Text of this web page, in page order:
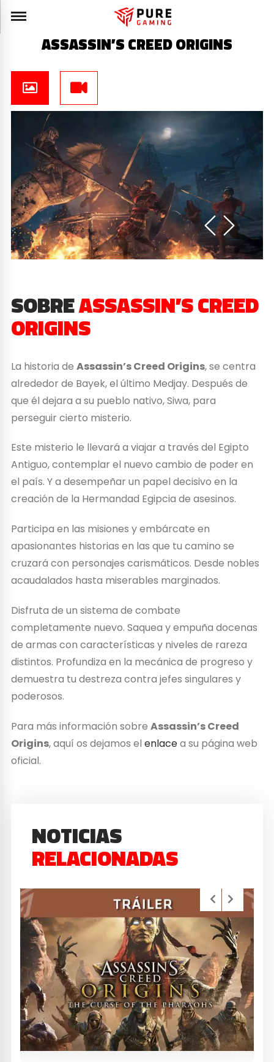
ASSASSIN’S CREED ORIGINS
SOBREASSASSIN’S CREED
ORIGINS
La historia deAssassin’s Creed Origins, se centra
alrededor de Bayek, el último Medjay. Después de
que él dejara a su pueblo nativo, Siwa, para
perseguir cierto misterio.
Este misterio le llevará a viajar a través del Egipto
Antiguo, contemplar el nuevo cambio de poder en
el país. Y a desempeñar un papel decisivo en la
creación de la Hermandad Egipcia de asesinos.
Participa en las misiones y embárcate en
apasionantes historias en las que tu camino se
cruzará con personajes carismáticos. Desde nobles
acaudalados hasta miserables marginados.
Disfruta de un sistema de combate
completamente nuevo. Saquea y empuña docenas
de armas con características y niveles de rareza
distintos. Profundiza en la mecánica de progreso y
demuestra tu destreza contra jefes singulares y
poderosos.
Para más información sobreAssassin’s Creed
Origins, aquí os dejamos elenlacea su página web
oficial.
NOTICIAS
RELACIONADAS